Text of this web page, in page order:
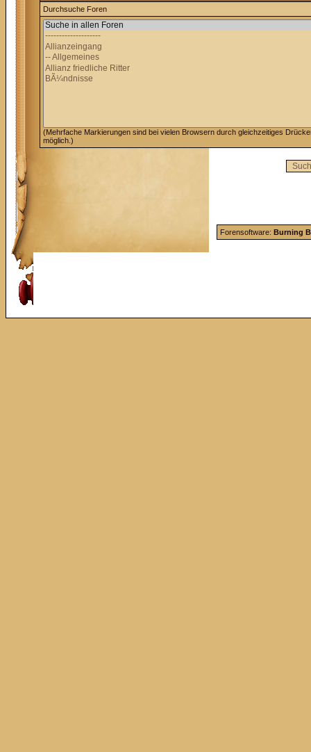
Durchsuche Foren
(Mehrfache Markierungen sind bei vielen Browsern durch gleichzeitiges
möglich.)
Forensoftware: Burning